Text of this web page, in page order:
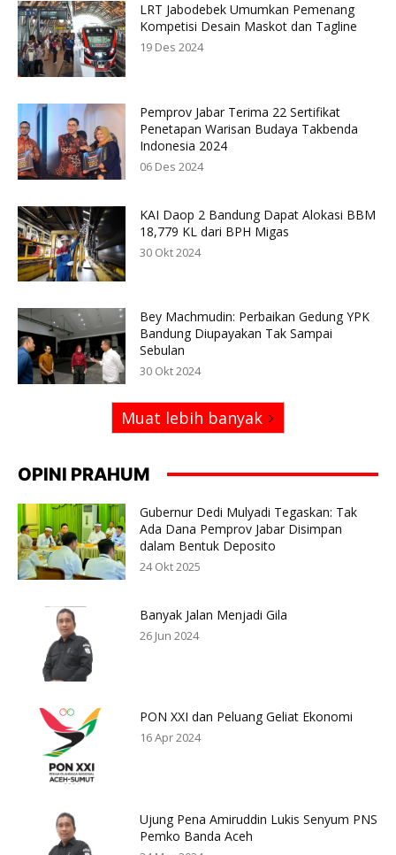
LRT Jabodebek Umumkan Pemenang
Kompetisi Desain Maskot dan Tagline
19 Des 2024
Pemprov Jabar Terima 22 Sertifikat
Penetapan Warisan Budaya Takbenda
Indonesia 2024
06 Des 2024
KAI Daop 2 Bandung Dapat Alokasi BBM
18,779 KL dari BPH Migas
30 Okt 2024
Bey Machmudin: Perbaikan Gedung YPK
Bandung Diupayakan Tak Sampai
Sebulan
30 Okt 2024
Muat lebih banyak
OPINI PRAHUM
Gubernur Dedi Mulyadi Tegaskan: Tak
Ada Dana Pemprov Jabar Disimpan
dalam Bentuk Deposito
24 Okt 2025
Banyak Jalan Menjadi Gila
26 Jun 2024
PON XXI dan Peluang Geliat Ekonomi
16 Apr 2024
Ujung Pena Amiruddin Lukis Senyum PNS
Pemko Banda Aceh